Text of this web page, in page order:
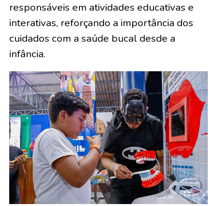
responsáveis em atividades educativas e
interativas, reforçando a importância dos
cuidados com a saúde bucal desde a
infância.